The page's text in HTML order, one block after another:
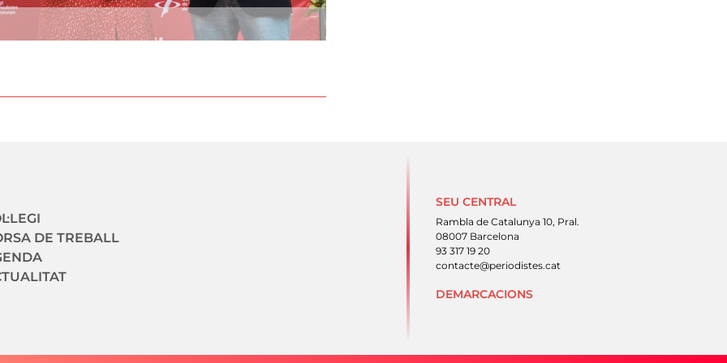
secundaria
DE TREBALL
SEU CENTRAL
Rambla de Catalunya 10, Pral.
08007 Barcelona
93 317 19 20
contacte@periodistes.cat
DEMARCACIONS